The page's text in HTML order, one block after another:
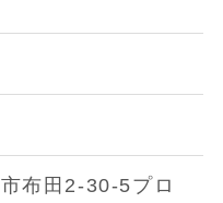
布田2-30-5プロ